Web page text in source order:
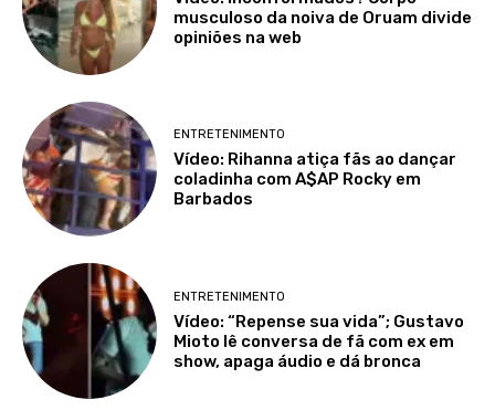
musculoso da noiva de Oruam divide
opiniões na web
ENTRETENIMENTO
Vídeo: Rihanna atiça fãs ao dançar
coladinha com A$AP Rocky em
Barbados
ENTRETENIMENTO
Vídeo: “Repense sua vida”; Gustavo
Mioto lê conversa de fã com ex em
show, apaga áudio e dá bronca